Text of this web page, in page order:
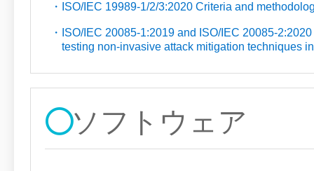
ISO/IEC 19989-1/2/3:2020 Criteria and
ISO/IEC 20085-1:2019 and ISO/IEC 20085-
testing non-invasive attack mitigation techniques
ソフトウェア